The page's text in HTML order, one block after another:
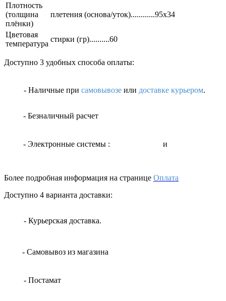
Плотность
(толщина
плёнки)
плетения (основа/уток)............95х34
Цветовая
температура
стирки (гр)..........60
Доступно 3 удобных способа оплаты:
- Наличные при самовывозе или доставке курьером.
- Безналичный расчет
- Электронные системы : и
Более подробная информация на странице Оплата
Доступно 4 варианта доставки:
- Курьерская доставка.
- Самовывоз из магазина
- Постамат